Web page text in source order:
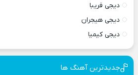
دیجی فریبا
دیجی هیجران
دیجی کیمیا
جدیدترین آهنگ ها